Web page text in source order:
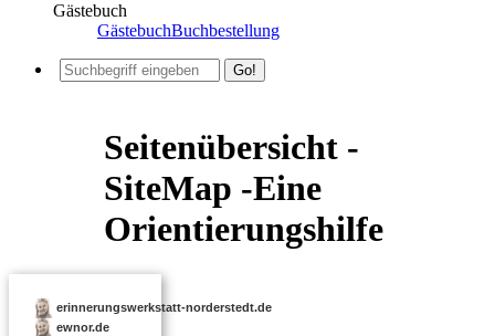
Gästebuch
GästebuchBuchbestellung
Seitenübersicht -
SiteMap -Eine
Orientierungshilfe
erinnerungswerkstatt-norderstedt.de
ewnor.de